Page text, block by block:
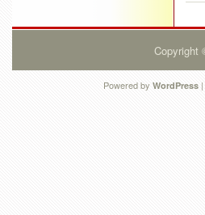
Copyright
Powered by WordPress